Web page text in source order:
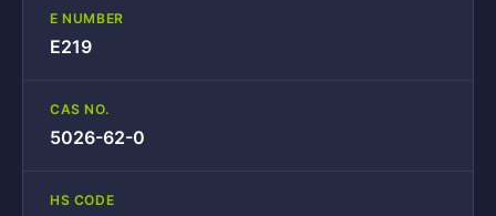
E NUMBER
E219
CAS NO.
5026-62-0
HS CODE